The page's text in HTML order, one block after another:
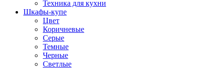
Техника для кухни
Шкафы-купе
Цвет
Коричневые
Серые
Темные
Черные
Светлые